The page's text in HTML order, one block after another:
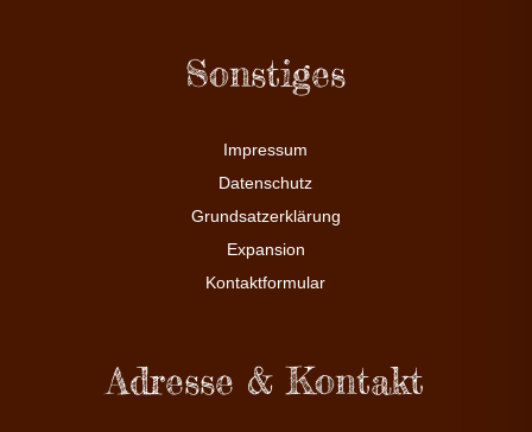
Sonstiges
Impressum
Datenschutz
Grundsatzerklärung
Expansion
Kontaktformular
Adresse & Kontakt